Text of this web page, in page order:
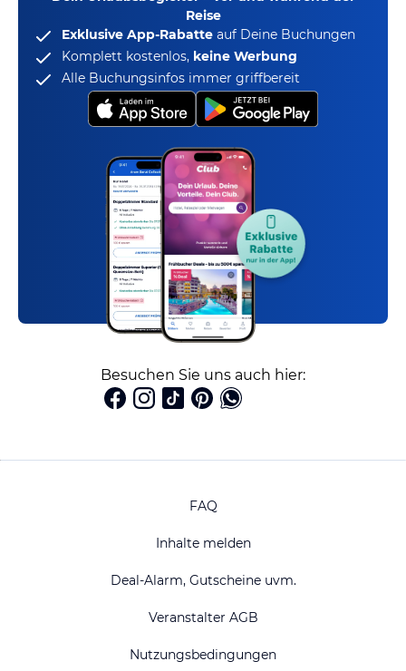
Reise
Exklusive App-Rabatte auf Deine Buchungen
Komplett kostenlos, keine Werbung
Alle Buchungsinfos immer griffbereit
Besuchen Sie uns auch hier:
FAQ
Inhalte melden
Deal-Alarm, Gutscheine uvm.
Veranstalter AGB
Nutzungsbedingungen